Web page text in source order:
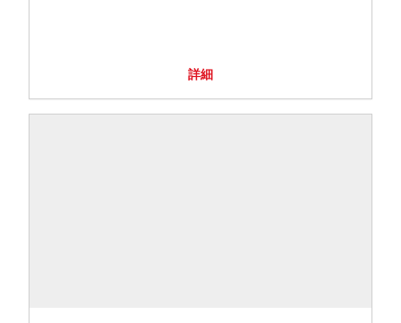
詳細